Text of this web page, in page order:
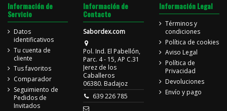
Información de
Servicio
Datos
identificativos
Tu cuenta de
cliente
Tus favoritos
Comparador
Seguimiento de
Pedidos de
Invitados
Información de
Contacto
Sabordex.com
Pol. Ind. El Pabellón,
Parc. 4 - 15, AP C.31
Jerez de los
Caballeros
06380. Badajoz
639 226 785
Información Legal
Términos y
condiciones
Política de cookies
Aviso Legal
Política de
Privacidad
Devoluciones
Envío y pago